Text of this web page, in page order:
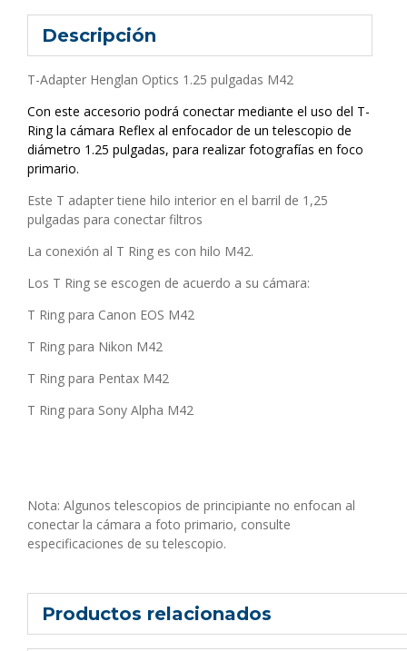
Descripción
T-Adapter Henglan Optics 1.25 pulgadas M42
Con este accesorio podrá conectar mediante el uso del T-
Ring la cámara Reflex al enfocador de un telescopio de
diámetro 1.25 pulgadas, para realizar fotografías en foco
primario.
Este T adapter tiene hilo interior en el barril de 1,25
pulgadas para conectar filtros
La conexión al T Ring es con hilo M42.
Los T Ring se escogen de acuerdo a su cámara:
T Ring para Canon EOS M42
T Ring para Nikon M42
T Ring para Pentax M42
T Ring para Sony Alpha M42
Nota: Algunos telescopios de principiante no enfocan al
conectar la cámara a foto primario, consulte
especificaciones de su telescopio.
Productos relacionados